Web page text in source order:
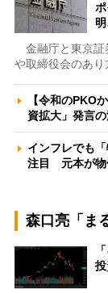
金融庁と東京証
や取締役会のあ
【令和のPKO
資拡大」発言
インフレでも
注目 元本が物
森口亮「ま